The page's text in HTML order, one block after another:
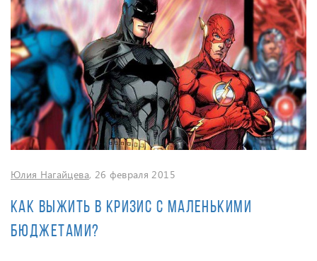
Юлия Нагайцева, 26 февраля 2015
Как выжить в кризис с маленькими
бюджетами?